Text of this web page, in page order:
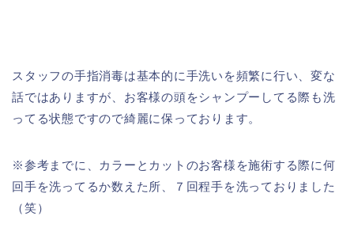
スタッフの手指消毒は基本的に手洗いを頻繁に行い、変な
話ではありますが、お客様の頭をシャンプーしてる際も洗
ってる状態ですので綺麗に保っております。
※参考までに、カラーとカットのお客様を施術する際に何
回手を洗ってるか数えた所、７回程手を洗っておりました
（笑）